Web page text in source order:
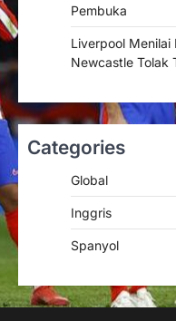
Pembuka
Liverpool Menilai
Newcastle Tolak
Categories
Global
Inggris
Spanyol